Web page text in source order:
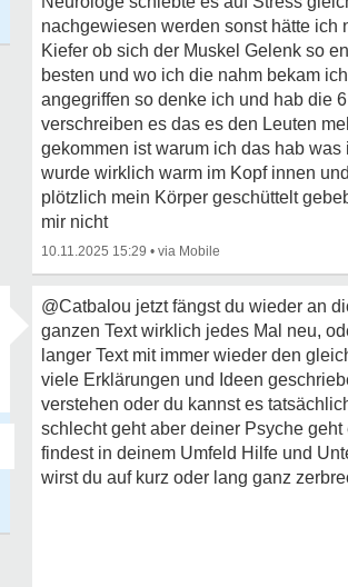
nachgewiesen werden sonst hätte
Kiefer ob sich der Muskel Gelenk so
besten und wo ich die nahm bekam
angegriffen so denke ich und hab die
verschreiben es das es den Leuten
gekommen ist warum ich das hab
wurde wirklich warm im Kopf innen
plötzlich mein Körper geschüttelt
mir nicht
10.11.2025 15:29 •
@Catbalou jetzt fängst du wieder an
ganzen Text wirklich jedes Mal neu,
langer Text mit immer wieder den
viele Erklärungen und Ideen
verstehen oder du kannst es
schlecht geht aber deiner Psyche
findest in deinem Umfeld Hilfe und
wirst du auf kurz oder lang ganz